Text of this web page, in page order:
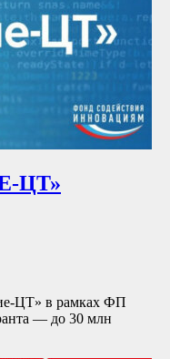
ЦТ»
ЦТ» в рамках ФП
— до 30 млн